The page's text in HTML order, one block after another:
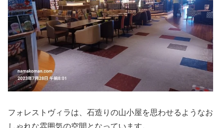
フォレストヴィラは、石造りの山小屋を思わせるようなお